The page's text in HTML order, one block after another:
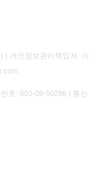
| 개인정보관리책임자: 이
호: 603-09-50296 | 통신